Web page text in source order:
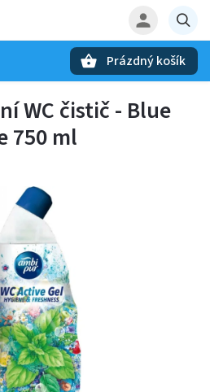
Prázdný košík
WC čistič - Blue
750 ml